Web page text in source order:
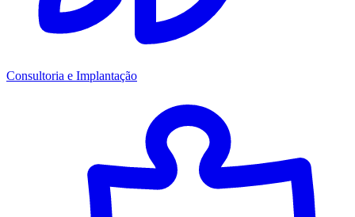
Consultoria e Implantação